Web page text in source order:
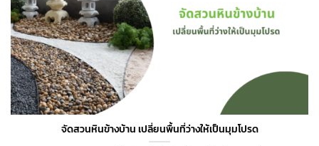
จัดสวนหินข้างบ้าน เปลี่ยนพื้นที่ว่างให้เป็นมุมโปรด